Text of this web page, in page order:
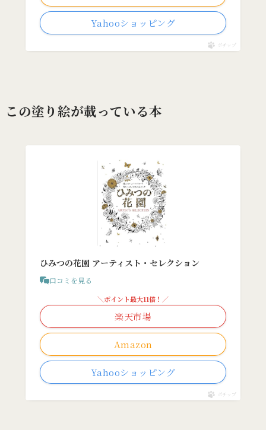
Yahooショッピング
ポチップ
この塗り絵が載っている本
ひみつの花園 アーティスト・セレクション
口コミを見る
Amazon
＼ポイント最大11倍！／
楽天市場
Yahooショッピング
ポチップ